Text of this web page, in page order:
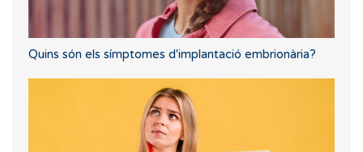
Quins són els símptomes d'implantació embrionària?